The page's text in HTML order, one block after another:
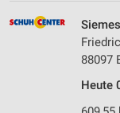
88097
Heute